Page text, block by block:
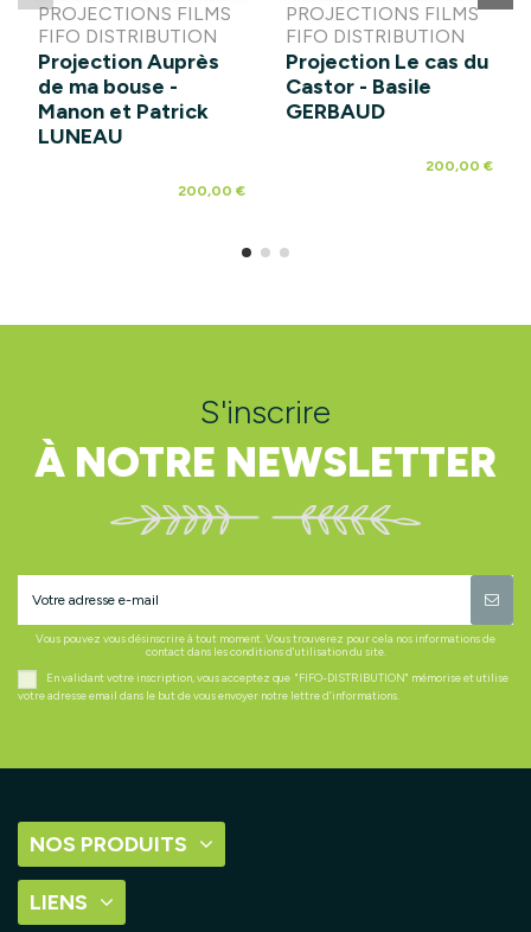
PROJECTIONS FILMS
FIFO DISTRIBUTION
Projection Auprès
de ma bouse -
Manon et Patrick
LUNEAU
200,00 €
PROJECTIONS FILMS
FIFO DISTRIBUTION
Projection Le cas du
Castor - Basile
GERBAUD
200,00 €
S'inscrire
À NOTRE NEWSLETTER
Vous pouvez vous désinscrire à tout moment. Vous trouverez pour cela nos informations de
contact dans les conditions d'utilisation du site.
En validant votre inscription, vous acceptez que "FIFO-DISTRIBUTION" mémorise et utilise
votre adresse email dans le but de vous envoyer notre lettre d’informations.
NOS PRODUITS
LIENS